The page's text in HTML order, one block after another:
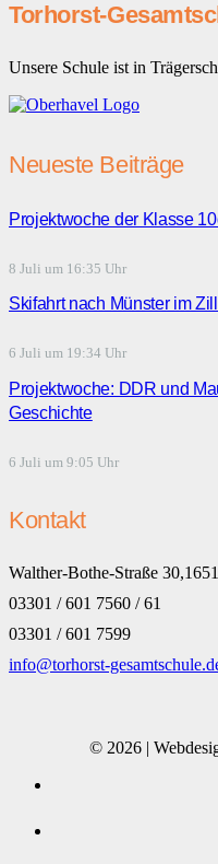
Torhorst-
Unsere Schule ist in
Neueste Beiträge
Projektwoche der Klasse
8 Juli um 16:35 Uhr
Skifahrt nach Münster im
6 Juli um 19:34 Uhr
Projektwoche: DDR und
Geschichte
6 Juli um 9:05 Uhr
Kontakt
Walther-Bothe-Straße
03301 / 601 7560 / 61
03301 / 601 7599
info@torhorst-
© 2026 |